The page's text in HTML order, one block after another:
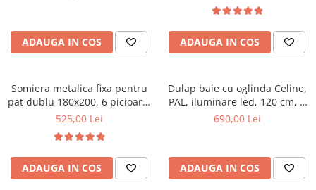
Saltele 140x200
Saltele 180x200
Top saltele
Top saltele 5 cm
Top saltele memory 5 cm
Top saltele MemoHR 6.5 cm
Scaune ergonomice
Etajere Birou
Birouri
Scaune pentru birou
Scaune pentru vizitatori
Scaune manager
Mobilier bucatarie
Mese bucatarie
ADAUGA IN COS ADAUGA IN COS
Somiera metalica fixa pentru
pat dublu 180x200, 6 picioare,
32 lamele lemn fag, benzi
negru
525,00 Lei
ADAUGA IN COS
Dulap baie cu oglinda Celine,
PAL, iluminare led, 120 cm, 3
usi, 3 rafturi, soft close, alb
690,00 Lei
ADAUGA IN COS